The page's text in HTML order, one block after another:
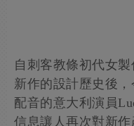
自刺客教條初代女
新作的設計歷史後
配音的意大利演員
信息讓人再次對新作